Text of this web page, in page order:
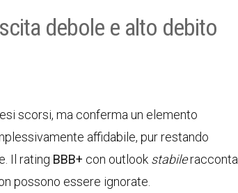
debole e alto debito
scorsi, ma conferma un elemento
affidabile, pur restando
Il rating BBB+ con outlook stabileracconta
possono essere ignorate.